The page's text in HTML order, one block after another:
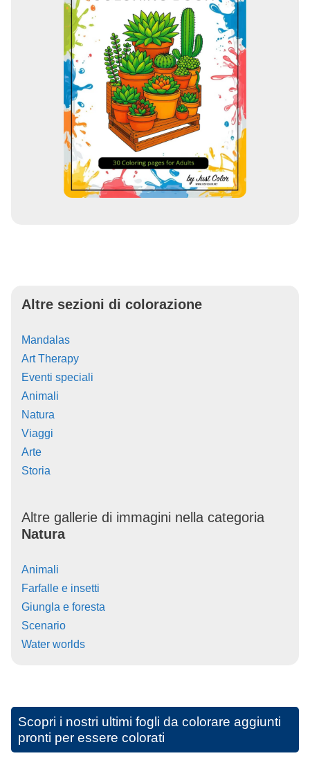
Altre sezioni di colorazione
Mandalas
Art Therapy
Eventi speciali
Animali
Natura
Viaggi
Arte
Storia
Altre gallerie di immagini nella categoria
Natura
Animali
Farfalle e insetti
Giungla e foresta
Scenario
Water worlds
Scopri i nostri ultimi fogli da colorare aggiunti
pronti per essere colorati